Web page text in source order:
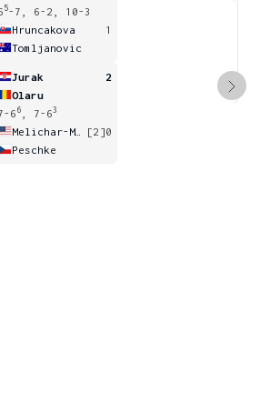
5-7, 6-2, 10-3
Hruncakova
1
Tomljanovic
Jurak
2
Olaru
6 6 , 7-63
[2]0
Peschke